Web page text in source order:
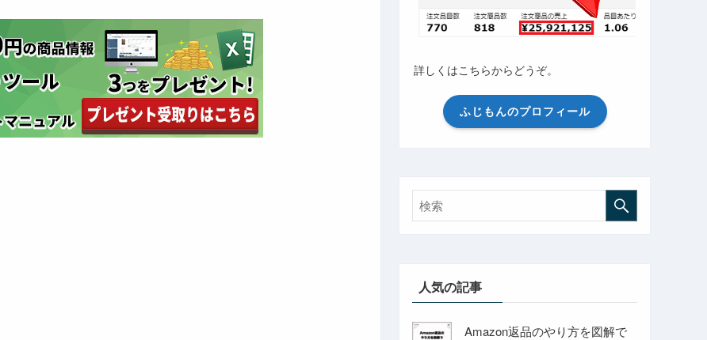
詳しくはこちらからどうぞ。
ふじもんのプロフィール
人気の記事
Amazon返品のやり方を図解で